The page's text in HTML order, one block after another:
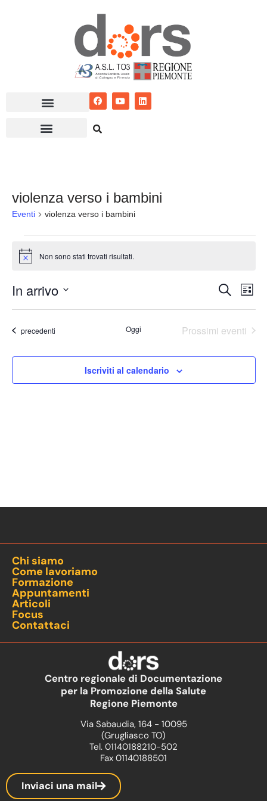
violenza verso i bambini
Eventi violenza verso i bambini
Notice Non sono stati trovati risultati.
Eventi
e
viste
Cerca
Lista
In arrivo
data.Eventi
precedenti Oggi Prossimi eventi
Iscriviti al calendario
Chi siamo
Come lavoriamo
Formazione
Appuntamenti
Articoli
Focus
Contattaci
Centro regionale di Documentazione
per la Promozione della Salute
Regione Piemonte
Via Sabaudia, 164 - 10095
(Grugliasco TO)
Tel. 01140188210-502
Fax 01140188501
Inviaci una mail